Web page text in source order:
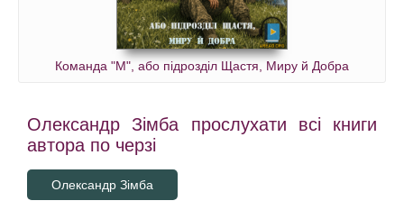
Команда "М", або підрозділ Щастя, Миру й Добра
Олександр Зімба прослухати всі книги
автора по черзі
Олександр Зімба